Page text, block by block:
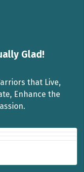
Glad!
that Live,
Enhance the